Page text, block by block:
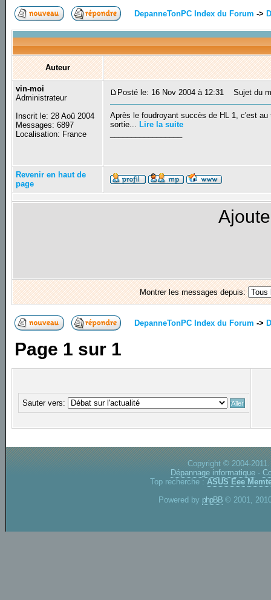
DepanneTonPC Index du Forum ->
Auteur
vin-moi
Administrateur
Inscrit le: 28 Aoû 2004
Messages: 6897
Localisation: France
Posté le: 16 Nov 2004 à 12:31 Sujet du
Après le foudroyant succès de HL 1, c'est
sortie... Lire la suite
Revenir en haut de
page
Montrer les messages depuis:
DepanneTonPC Index du Forum ->
Page 1 sur 1
Sauter vers:
Copyright © 2004-
Dépannage informatique -
Top recherche : ASUS Eee
Powered by phpBB © 2001,